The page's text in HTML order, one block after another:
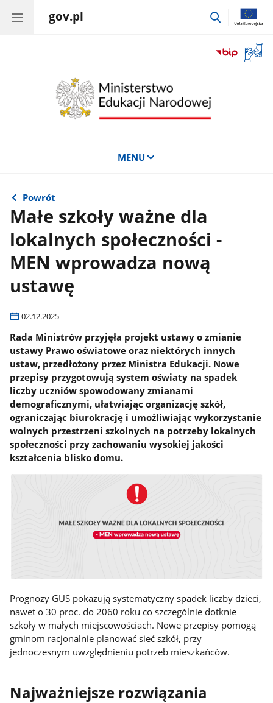
gov.pl
przejdź
okno
MENU
Powrót
Małe szkoły ważne dla
lokalnych społeczności -
MEN wprowadza nową
ustawę
02.12.2025
Rada Ministrów przyjęła projekt ustawy o zmianie
ustawy Prawo oświatowe oraz niektórych innych
ustaw, przedłożony przez Ministra Edukacji. Nowe
przepisy przygotowują system oświaty na spadek
liczby uczniów spowodowany zmianami
demograficznymi, ułatwiając organizację szkół,
ograniczając biurokrację i umożliwiając wykorzystanie
wolnych przestrzeni szkolnych na potrzeby lokalnych
społeczności przy zachowaniu wysokiej jakości
kształcenia blisko domu.
Prognozy GUS pokazują systematyczny spadek liczby dzieci,
nawet o 30 proc. do 2060 roku co szczególnie dotknie
szkoły w małych miejscowościach. Nowe przepisy pomogą
gminom racjonalnie planować sieć szkół, przy
jednoczesnym uwzględnieniu potrzeb mieszkańców.
Najważniejsze rozwiązania